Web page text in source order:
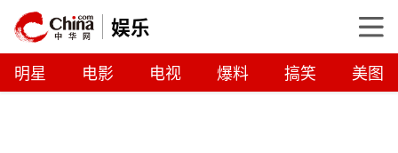
娱乐
明星 电影 电视 爆料 搞笑 美图